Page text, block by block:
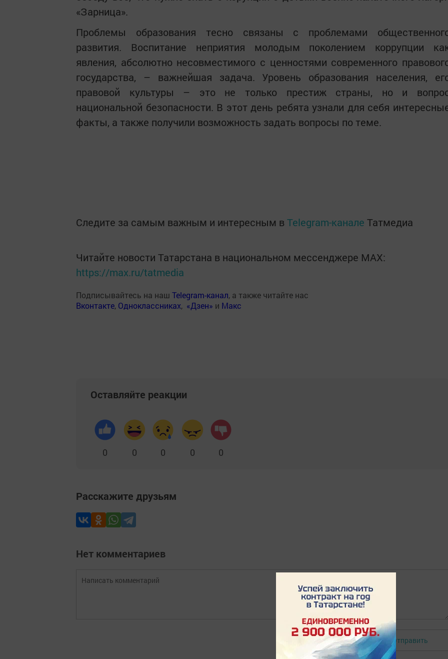
«Зарница».
Проблемы образования тесно связаны с проблемами
развития. Воспитание неприятия молодым поколением коррупции
явления, абсолютно несовместимого с ценностями современного
государства, – важнейшая задача. Уровень образования населения,
правовой культуры – это не только престиж страны, но и
национальной безопасности. В этот день ребята узнали для себя
факты, а также получили возможность задать вопросы по теме.
Следите за самым важным и интересным в Telegram-канале Татмедиа
Читайте новости Татарстана в национальном мессенджере MАХ:
https://max.ru/tatmedia
Подписывайтесь на наш Telegram-канал, а также читайте нас
Вконтакте, Одноклассниках, «Дзен» и Макс
Оставляйте реакции
0 0 0 0 0
Расскажите друзьям
Нет комментариев
Авторизоваться Отправить